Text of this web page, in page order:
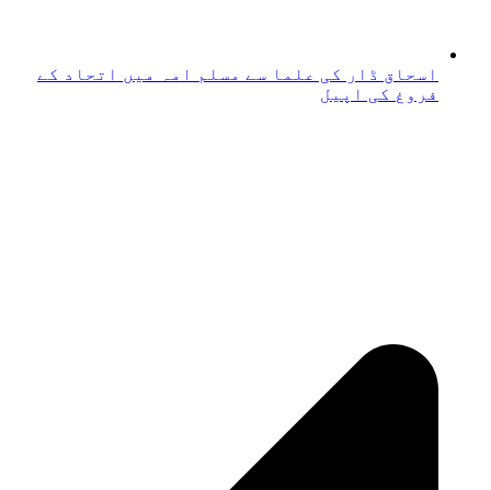
اسحاق ڈار کی علما سے مسلم امہ میں اتحاد کے
فروغ کی اپیل